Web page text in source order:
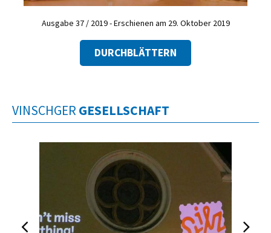
Ausgabe 37 / 2019 - Erschienen am 29. Oktober 2019
DURCHBLÄTTERN
VINSCHGER GESELLSCHAFT